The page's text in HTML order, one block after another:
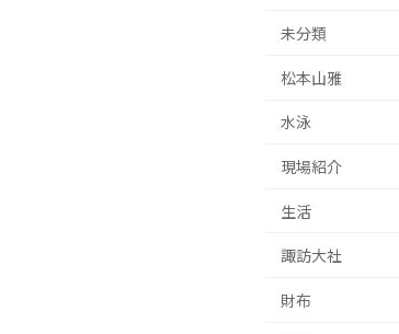
未分類
松本山雅
水泳
現場紹介
生活
諏訪大社
財布